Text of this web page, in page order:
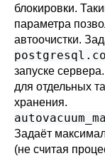
блокировки.
параметра
автоочистки.
запуске
для отдельных
хранения.
Задаёт
(не считая